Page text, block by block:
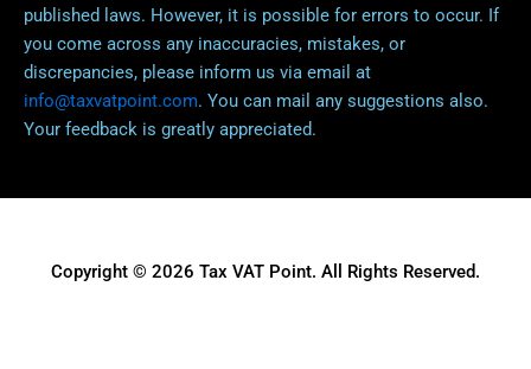
published laws. However, it is possible for errors to occur. If
you come across any inaccuracies, mistakes, or
discrepancies, please inform us via email at
info@taxvatpoint.com. You can mail any suggestions also.
Your feedback is greatly appreciated.
Copyright © 2026 Tax VAT Point. All Rights Reserved.